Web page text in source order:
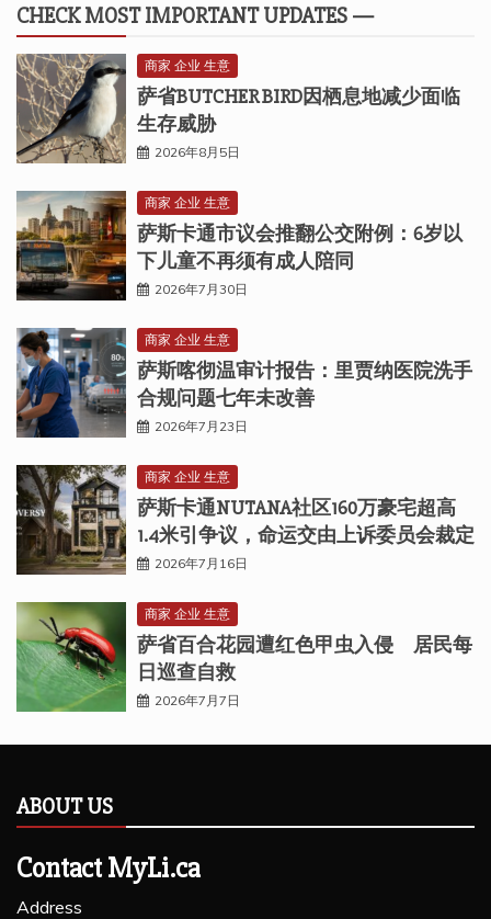
CHECK MOST IMPORTANT UPDATES —
商家 企业 生意
萨省BUTCHER BIRD因栖息地减少面临
生存威胁
2026年8月5日
商家 企业 生意
萨斯卡通市议会推翻公交附例：6岁以
下儿童不再须有成人陪同
2026年7月30日
商家 企业 生意
萨斯喀彻温审计报告：里贾纳医院洗手
合规问题七年未改善
2026年7月23日
商家 企业 生意
萨斯卡通NUTANA社区160万豪宅超高
1.4米引争议，命运交由上诉委员会裁定
2026年7月16日
商家 企业 生意
萨省百合花园遭红色甲虫入侵 居民每
日巡查自救
2026年7月7日
ABOUT US
Contact MyLi.ca
Address